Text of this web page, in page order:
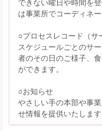
は事業所でコーディネ
○プロセスレコード（
スケジュールごとのサ
者のその日のご様子、
ができます。
○お知らせ
やさしい手の本部や事
せ情報を提供いたします